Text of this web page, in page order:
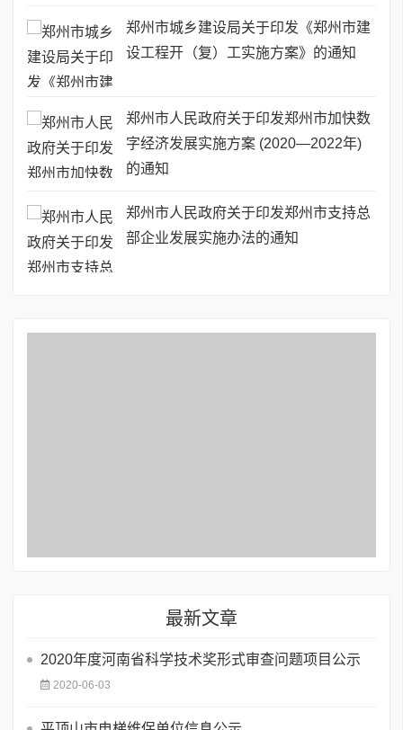
郑州市城乡建设局关于印发《郑州市建
设工程开（复）工实施方案》的通知
郑州市人民政府关于印发郑州市加快数
字经济发展实施方案 (2020—2022年)
的通知
郑州市人民政府关于印发郑州市支持总
部企业发展实施办法的通知
最新文章
2020年度河南省科学技术奖形式审查问题项目公示
2020-06-03